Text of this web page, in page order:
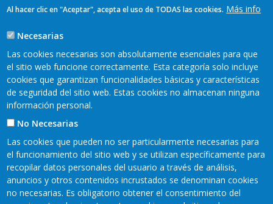
Mapa web
Aviso legal
Al hacer clic en "Aceptar", acepta el uso de TODAS las cookies. Más info
Necesarias
Las cookies necesarias son absolutamente esenciales para que
el sitio web funcione correctamente. Esta categoría solo incluye
cookies que garantizan funcionalidades básicas y características
de seguridad del sitio web. Estas cookies no almacenan ninguna
información personal.
No Necesarias
Las cookies que pueden no ser particularmente necesarias para
el funcionamiento del sitio web y se utilizan específicamente para
recopilar datos personales del usuario a través de análisis,
anuncios y otros contenidos incrustados se denominan cookies
no necesarias. Es obligatorio obtener el consentimiento del